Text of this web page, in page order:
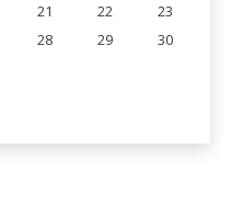
21 22
23
28 29
30